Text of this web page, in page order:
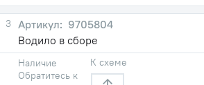
3
9705804
Водило в сборе
Наличие
Обратитесь к
К схеме